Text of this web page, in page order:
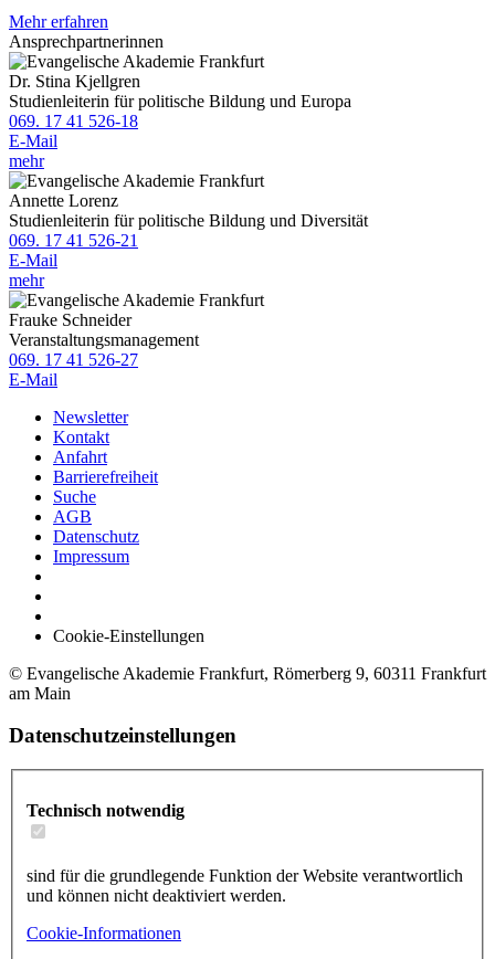
Mehr erfahren
Ansprechpartnerinnen
Dr. Stina Kjellgren
Studienleiterin für politische Bildung und Europa
069. 17 41 526-18
E-Mail
mehr
Annette Lorenz
Studienleiterin für politische Bildung und Diversität
069. 17 41 526-21
E-Mail
mehr
Frauke Schneider
Veranstaltungsmanagement
069. 17 41 526-27
E-Mail
Newsletter
Kontakt
Anfahrt
Barrierefreiheit
Suche
AGB
Datenschutz
Impressum
Cookie-Einstellungen
© Evangelische Akademie Frankfurt, Römerberg 9, 60311 Frankfurt
am Main
Datenschutzeinstellungen
Technisch notwendig
sind für die grundlegende Funktion der Website verantwortlich
und können nicht deaktiviert werden.
Cookie-Informationen